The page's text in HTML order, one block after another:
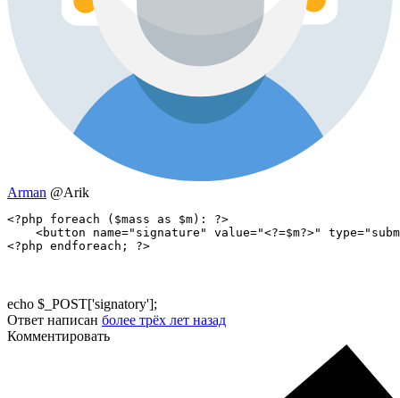
Arman @Arik
<?php foreach ($mass as $m): ?>
<button name="signature" value="<?=$m?>"
<?php endforeach; ?>
echo $_POST['signatory'];
Ответ написан более трёх лет назад
Комментировать